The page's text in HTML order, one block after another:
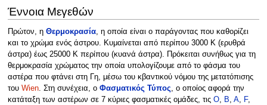
Έννοια Μεγεθών
Πρώτον, η Θερμοκρασία, η οποία είναι ο παράγοντας που καθορίζει
και το χρώμα ενός άστρου. Κυμαίνεται από περίπου 3000 Κ (ερυθρά
άστρα) έως 25000 Κ περίπου (κυανά άστρα). Πρόκειται συνήθως για τη
θερμοκρασία χρώματος την οποία υπολογίζουμε από το φάσμα του
αστέρα που φτάνει στη Γη, μέσω του κβαντικού νόμου της μετατόπισης
του Wien. Στη συνέχεια, ο Φασματικός Τύπος, ο οποίος αφορά την
κατάταξη των αστέρων σε 7 κύριες φασματικές ομάδες, τις O, B, A, F,